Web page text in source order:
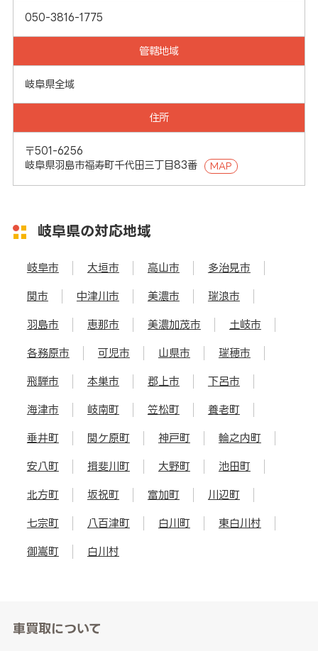
050-3816-1775
管轄地域
岐阜県全域
住所
〒501-6256
岐阜県羽島市福寿町千代田三丁目83番
MAP
岐阜県の対応地域
岐阜市 大垣市 高山市 多治見市
関市 中津川市 美濃市 瑞浪市
羽島市 恵那市 美濃加茂市 土岐市
各務原市 可児市 山県市 瑞穂市
飛騨市 本巣市 郡上市 下呂市
海津市 岐南町 笠松町 養老町
垂井町 関ケ原町 神戸町 輪之内町
安八町 揖斐川町 大野町 池田町
北方町 坂祝町 富加町 川辺町
七宗町 八百津町 白川町 東白川村
御嵩町 白川村
車買取について